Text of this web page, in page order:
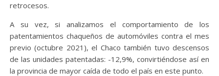
retrocesos.
A su vez, si analizamos el comportamiento de los
patentamientos chaqueños de automóviles contra el mes
previo (octubre 2021), el Chaco también tuvo descensos
de las unidades patentadas: -12,9%, convirtiéndose así en
la provincia de mayor caída de todo el país en este punto.